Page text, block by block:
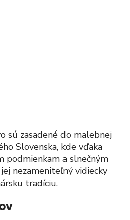
sú zasadené do malebnej
Slovenska, kde vďaka
podmienkam a slnečným
nezameniteľný vidiecky
tradíciu.